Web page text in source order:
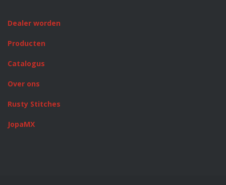
Dealer worden
Producten
Catalogus
Over ons
Rusty Stitches
JopaMX